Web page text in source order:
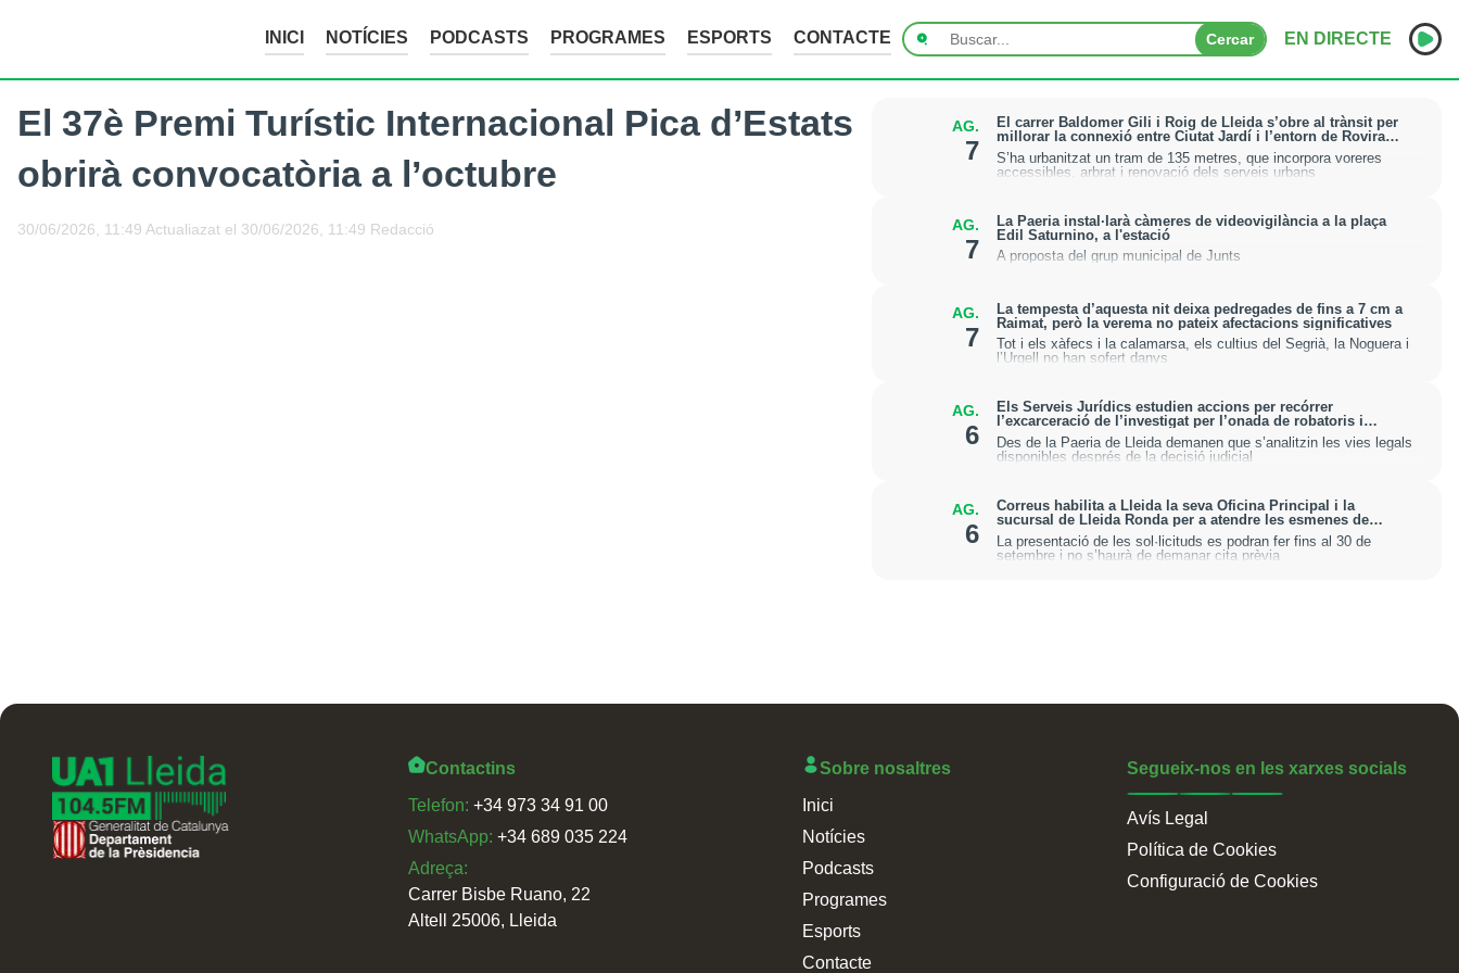
INICI NOTÍCIES PODCASTS PROGRAMES ESPORTS CONTACTE Cercar EN DIRECTE
INICI
NOTÍCIES
CONTACTE
El 37è Premi Turístic Internacional Pica d’Estats
obrirà convocatòria a l’octubre
30/06/2026, 11:49 Actualiazat el 30/06/2026, 11:49 Redacció
AG.
7
El carrer Baldomer Gili i Roig de Lleida s’obre al trànsit per
millorar la connexió entre Ciutat Jardí i l’entorn de Rovira
Roure
S’ha urbanitzat un tram de 135 metres, que incorpora voreres
accessibles, arbrat i renovació dels serveis urbans
AG.
7
La Paeria instal·larà càmeres de videovigilància a la plaça
Edil Saturnino, a l'estació
A proposta del grup municipal de Junts
AG.
7
La tempesta d’aquesta nit deixa pedregades de fins a 7 cm a
Raimat, però la verema no pateix afectacions significatives
Tot i els xàfecs i la calamarsa, els cultius del Segrià, la Noguera i
l’Urgell no han sofert danys
AG.
6
Els Serveis Jurídics estudien accions per recórrer
l’excarceració de l’investigat per l’onada de robatoris i
incendis a l’Horta
Des de la Paeria de Lleida demanen que s’analitzin les vies legals
disponibles després de la decisió judicial
AG.
6
Correus habilita a Lleida la seva Oficina Principal i la
sucursal de Lleida Ronda per a atendre les esmenes de
regularització de migrants
La presentació de les sol·licituds es podran fer fins al 30 de
setembre i no s’haurà de demanar cita prèvia
Contactins
Telefon: +34 973 34 91 00
WhatsApp: +34 689 035 224
Adreça:
Carrer Bisbe Ruano, 22
Altell 25006, Lleida
Sobre nosaltres
Inici
Notícies
Podcasts
Programes
Esports
Contacte
Segueix-nos en les xarxes socials
Avís Legal
Política de Cookies
Configuració de Cookies